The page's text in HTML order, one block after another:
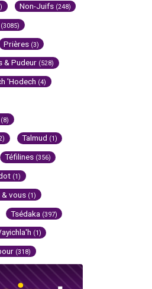
Non-Juifs (248)
(3085)
Prières (3)
& Pudeur (528)
'Hodech (4)
(8)
Talmud (1)
Téfilines (356)
(1)
& vous (1)
Tsédaka (397)
(1)
(318)